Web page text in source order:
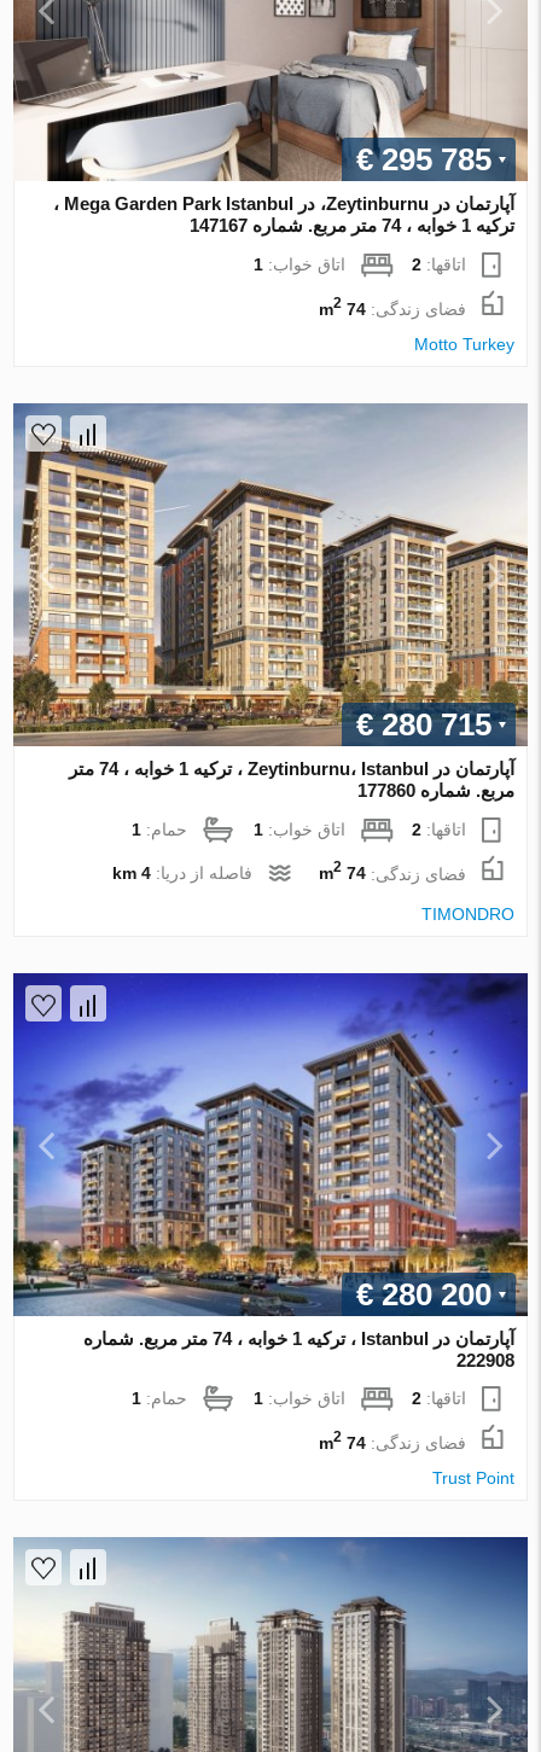
€ 295 785
آپارتمان در Zeytinburnu، در Mega Garden Park Istanbul ،
ترکیه 1 خوابه ، 74 متر مربع. شماره 147167
اتاقها:2 اتاق خواب:1
فضای زندگی:74 m
2
Motto Turkey
€ 280 715
آپارتمان در Zeytinburnu، Istanbul ، ترکیه 1 خوابه ، 74 متر
مربع. شماره 177860
اتاقها:2 اتاق خواب:1 حمام:1
فضای زندگی:74 m
2 فاصله از دریا:4 km
TIMONDRO
€ 280 200
آپارتمان در Istanbul ، ترکیه 1 خوابه ، 74 متر مربع. شماره
222908
اتاقها:2 اتاق خواب:1 حمام:1
فضای زندگی:74 m
2
Trust Point